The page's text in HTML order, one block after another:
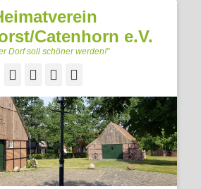
Catenhorn e.V.
Dorf soll schöner werden!"
FacebookGoogleplus